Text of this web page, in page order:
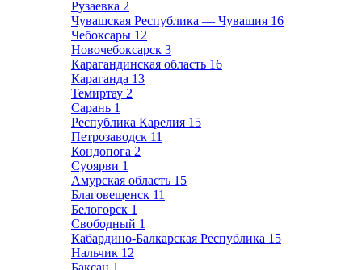
Рузаевка 2
Чувашская Республика — Чувашия 16
Чебоксары 12
Новочебоксарск 3
Карагандинская область 16
Караганда 13
Темиртау 2
Сарань 1
Республика Карелия 15
Петрозаводск 11
Кондопога 2
Суоярви 1
Амурская область 15
Благовещенск 11
Белогорск 1
Свободный 1
Кабардино-Балкарская Республика 15
Нальчик 12
Баксан 1